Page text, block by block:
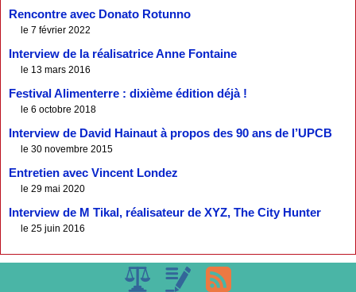
Rencontre avec Donato Rotunno
le 7 février 2022
Interview de la réalisatrice Anne Fontaine
le 13 mars 2016
Festival Alimenterre : dixième édition déjà !
le 6 octobre 2018
Interview de David Hainaut à propos des 90 ans de l’UPCB
le 30 novembre 2015
Entretien avec Vincent Londez
le 29 mai 2020
Interview de M Tikal, réalisateur de XYZ, The City Hunter
le 25 juin 2016